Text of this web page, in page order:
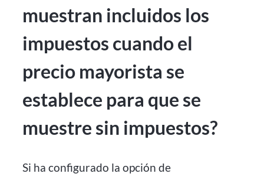
muestran incluidos los
impuestos cuando el
precio mayorista se
establece para que se
muestre sin impuestos?
Si ha configurado la opción de